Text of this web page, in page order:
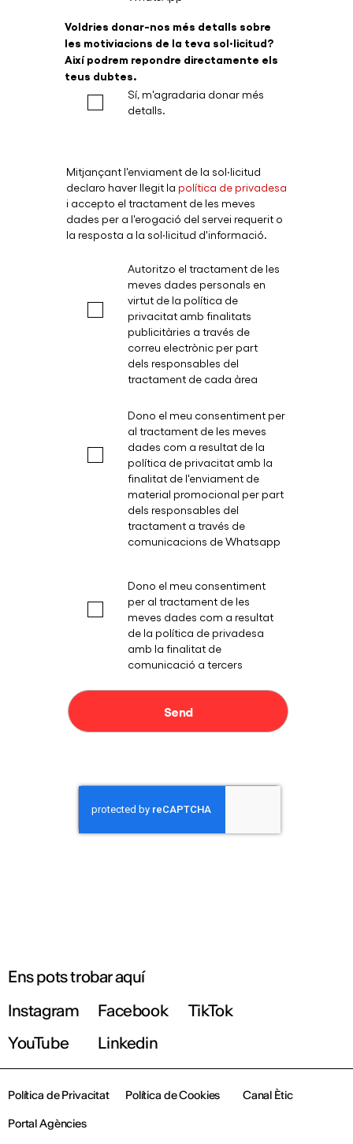
Ens pots trobar aquí
Instagram
Facebook
TikTok
YouTube
Linkedin
Política de Privacitat Política de Cookies
Canal Ètic
Portal Agències